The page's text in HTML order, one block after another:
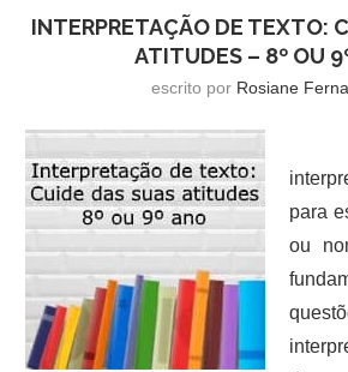
INTERPRETAÇÃO DE TEXTO:
ATITUDES – 8º OU
escrito por Rosiane
para
ou